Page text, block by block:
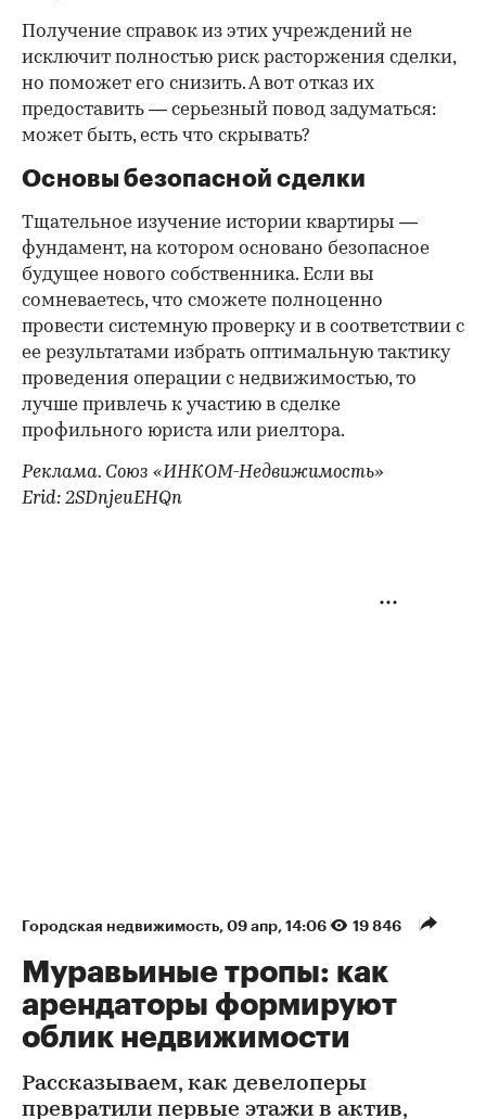
По опыту экспертов «ИНКОМ-Недвижимости»,
технический осмотр квартиры перед покупкой
поможет избежать проблем, связанных с
несанкционированной перепланировкой. Если
факт ее проведения всплывет в будущем, то
приведение помещения в первоначальное
состояние станет обязанностью нового
Справка из НД и ПНД
Получение справок из этих учреждений не
исключит полностью риск расторжения сделки,
но поможет его снизить. А вот отказ их
предоставить — серьезный повод задуматься:
может быть, есть что скрывать?
Основы безопасной сделки
Тщательное изучение истории квартиры —
фундамент, на котором основано безопасное
ее результатами избрать оптимальную тактику